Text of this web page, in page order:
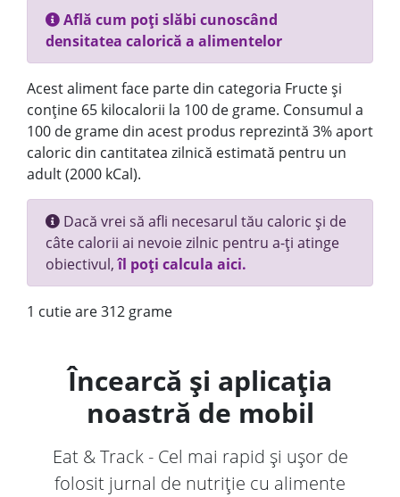
Află cum poți slăbi cunoscând
densitatea calorică a alimentelor
Acest aliment face parte din categoria Fructe și
conține 65 kilocalorii la 100 de grame. Consumul a
100 de grame din acest produs reprezintă 3% aport
caloric din cantitatea zilnică estimată pentru un
adult (2000 kCal).
Dacă vrei să afli necesarul tău caloric și de
câte calorii ai nevoie zilnic pentru a-ți atinge
obiectivul,îl poți calcula aici.
1 cutie are 312 grame
Încearcă și aplicația
noastră de mobil
Eat & Track - Cel mai rapid și ușor de
folosit jurnal de nutriție cu alimente